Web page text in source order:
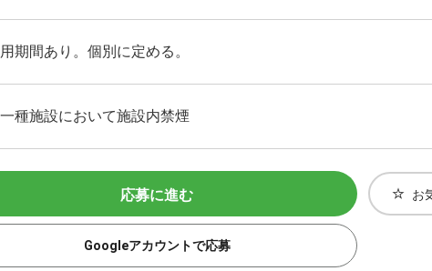
期間あり。個別に定める。
種施設において施設内禁煙
応募に進む
Googleアカウントで応募
お